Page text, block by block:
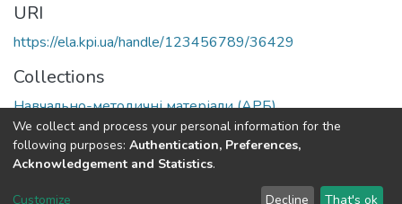
URI
https://ela.kpi.ua/handle/123456789/36429
Collections
Навчально-методичні матеріали (АРБ)
Full item page
DSpace software copyright © 2002-2026 LYRASIS
We collect and process your personal information for the
following purposes: Authentication, Preferences,
Acknowledgement and Statistics.
Customize Decline That's ok